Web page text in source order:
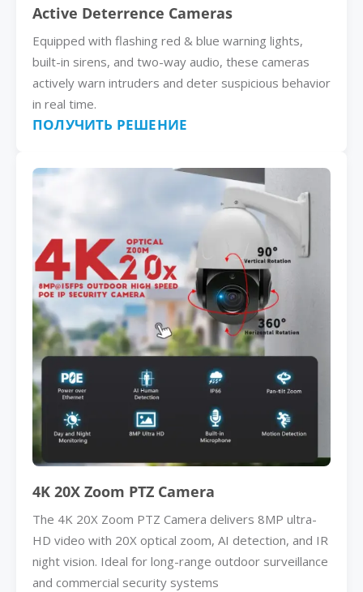
Active Deterrence Cameras
Equipped with flashing red & blue warning lights,
built-in sirens, and two-way audio, these cameras
actively warn intruders and deter suspicious behavior
in real time.
ПОЛУЧИТЬ РЕШЕНИЕ
4K 20X Zoom PTZ Camera
The 4K 20X Zoom PTZ Camera delivers 8MP ultra-
HD video with 20X optical zoom, AI detection, and IR
night vision. Ideal for long-range outdoor surveillance
and commercial security systems